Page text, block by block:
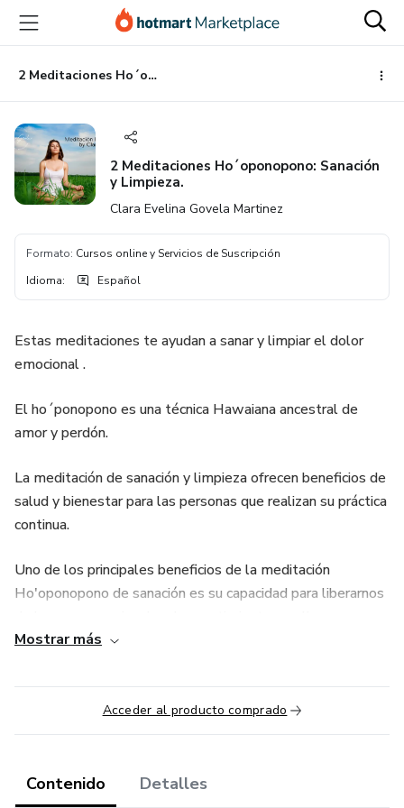
principal
página
de
página
2 Meditaciones Ho´oponopono: Sanación y Limpieza.
2 Meditaciones Ho´oponopono: Sanación
y Limpieza.
Clara Evelina Govela Martinez
Formato: Cursos online y Servicios de Suscripción
Idioma: Español
Estas meditaciones te ayudan a sanar y limpiar el dolor
emocional .
El ho´ponopono es una técnica Hawaiana ancestral de
amor y perdón.
La meditación de sanación y limpieza ofrecen beneficios de
salud y bienestar para las personas que realizan su práctica
continua.
Uno de los principales beneficios de la meditación
Ho'oponopono de sanación es su capacidad para liberarnos
dentro. Al perdonarnos a nosotros mismos y a los demás,
permite vivir con mayor ligereza y libertad. Además, esta
meditación fomenta la empatía y la compasión hacia los
demás, ya que nos ayuda a reconocer nuestra conexión y
amor y gratitud, podemos mejorar nuestras relaciones y
Mostrar más
Acceder al producto comprado
Contenido Detalles